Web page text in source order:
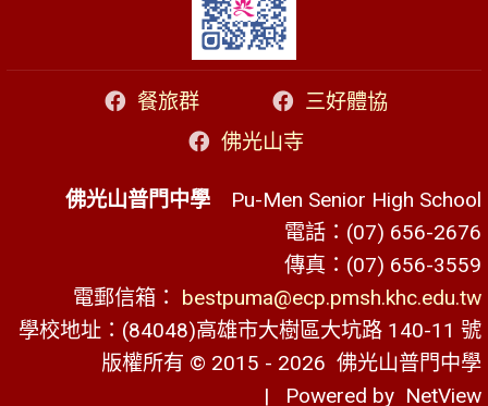
餐旅群
三好體協
佛光山寺
佛光山普門中學 Pu-Men Senior High School
電話：(07) 656-2676
傳真：(07) 656-3559
電郵信箱： bestpuma@ecp.pmsh.khc.edu.tw
學校地址：(84048)高雄市大樹區大坑路 140-11 號
版權所有 © 2015 - 2026 佛光山普門中學
| Powered by NetView